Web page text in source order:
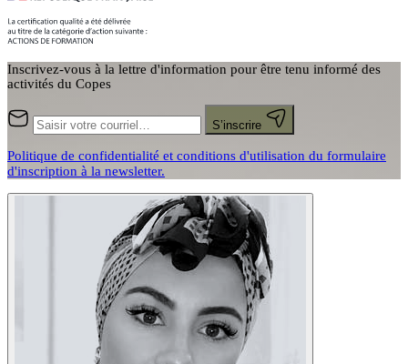
Inscrivez-vous à la lettre d'information pour être tenu informé des
activités du Copes
S’inscrire
Politique de confidentialité et conditions d'utilisation du formulaire
d'inscription à la newsletter.